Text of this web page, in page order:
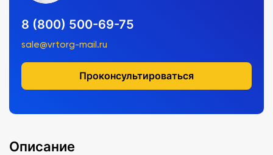
8 (800) 500-69-75
sale@vrtorg-mail.ru
Проконсультироваться
Описание